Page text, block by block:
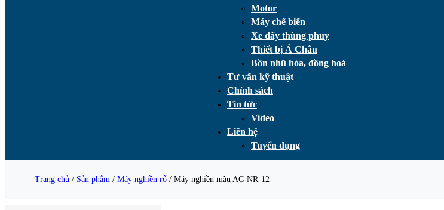
Motor
Máy chế biến
Xe đẩy thùng phuy
Thiết bị Á Châu
Bồn nhũ hóa, đồng hoá
Tư vấn kỹ thuật
Chính sách
Tin tức
Video
Liên hệ
Tuyển dụng
Trang chủ / Sản phẩm / Máy nghiền rổ / Máy nghiền màu AC-NR-12